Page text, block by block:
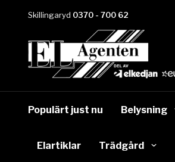
Skillingaryd 0370 - 700 62
Populärt just nu Belysning
Elartiklar Trädgård